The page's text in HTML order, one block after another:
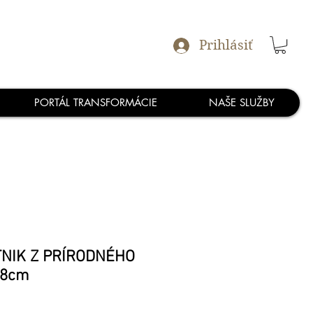
Prihlásiť
PORTÁL TRANSFORMÁCIE NAŠE SLUŽBY
Z PRÍRODNÉHO